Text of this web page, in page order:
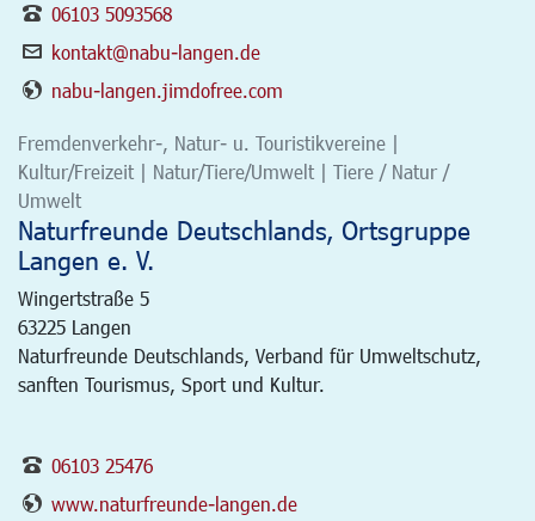
06103 5093568
kontakt@nabu-langen.de
nabu-langen.jimdofree.com
Fremdenverkehr-, Natur- u. Touristikvereine |
Kultur/Freizeit | Natur/Tiere/Umwelt | Tiere / Natur /
Umwelt
Naturfreunde Deutschlands, Ortsgruppe
Langen e. V.
Wingertstraße 5
63225 Langen
Naturfreunde Deutschlands, Verband für Umweltschutz,
sanften Tourismus, Sport und Kultur.
06103 25476
www.naturfreunde-langen.de